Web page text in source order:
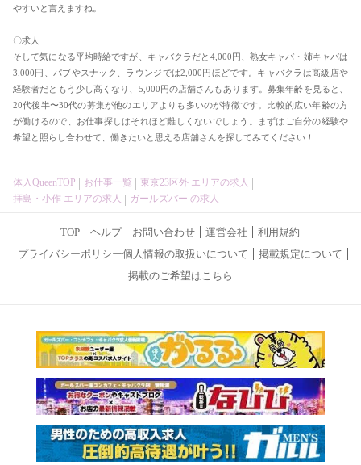
やすいと言えますね。
〇求人
そして気になる平均時給ですが、キャバクラだと4,000円、熟女キャバ・姉キャバは
3,000円、パブやスナック、ラウンジでは2,000円ほどです。キャバクラは高級店や
経験者だともう少し高くなり、5,000円の店舗さんもあります。募集年齢を見ると、
20代後半〜30代の募集が他のエリアよりも多いのが特徴です。比較的広い年齢の方
が働けるので、お仕事探しはそれほど難しくないでしょう。まずはご自分の経験や
希望と照らし合わせて、働きたいと思える店舗さんを探してみてください！
体入QueenTOP お仕事一覧
東京23区外 エリアの求人
拝島・小作 エリアの求人
ガールズバー の求人
TOP ヘルプ お問い合わせ 運営会社
利用規約
プライバシーポリシー個人情報の取扱いについて
掲載規定について
掲載のご希望はこちら